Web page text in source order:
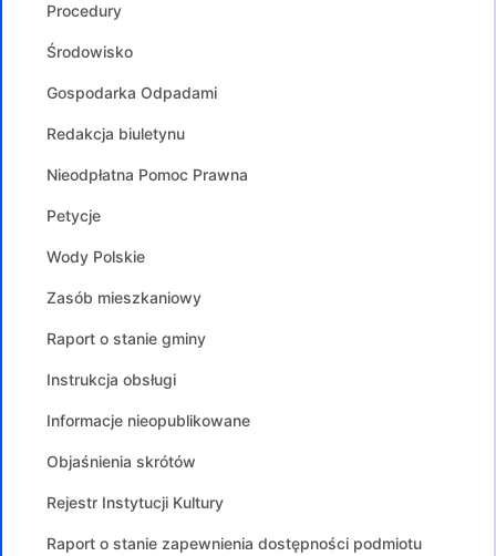
Procedury
Środowisko
Gospodarka Odpadami
Redakcja biuletynu
Nieodpłatna Pomoc Prawna
Petycje
Wody Polskie
Zasób mieszkaniowy
Raport o stanie gminy
Instrukcja obsługi
Informacje nieopublikowane
Objaśnienia skrótów
Rejestr Instytucji Kultury
Raport o stanie zapewnienia dostępności podmiotu